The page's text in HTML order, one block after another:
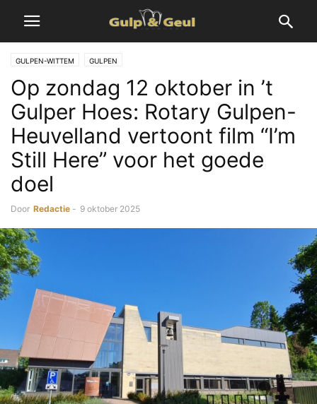
GULPEN-WITTEM GULPEN
Op zondag 12 oktober in ’t
Gulper Hoes: Rotary Gulpen-
Heuvelland vertoont film “I’m
Still Here” voor het goede
doel
Door Redactie - 9 oktober 2025